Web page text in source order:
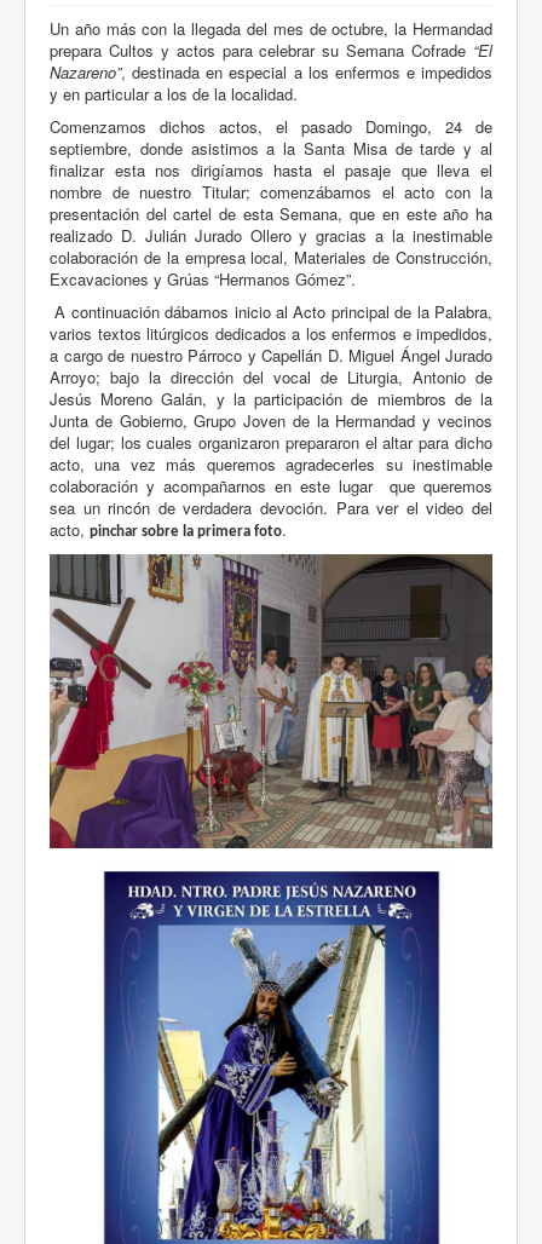
Un año más con la llegada del mes de octubre, la Hermandad
prepara Cultos y actos para celebrar su Semana Cofrade “El
Nazareno”, destinada en especial a los enfermos e impedidos
y en particular a los de la localidad.
Comenzamos dichos actos, el pasado Domingo, 24 de
septiembre, donde asistimos a la Santa Misa de tarde y al
finalizar esta nos dirigíamos hasta el pasaje que lleva el
nombre de nuestro Titular; comenzábamos el acto con la
presentación del cartel de esta Semana, que en este año ha
realizado D. Julián Jurado Ollero y gracias a la inestimable
colaboración de la empresa local, Materiales de Construcción,
Excavaciones y Grúas “Hermanos Gómez”.
A continuación dábamos inicio al Acto principal de la Palabra,
varios textos litúrgicos dedicados a los enfermos e impedidos,
a cargo de nuestro Párroco y Capellán D. Miguel Ángel Jurado
Arroyo; bajo la dirección del vocal de Liturgia, Antonio de
Jesús Moreno Galán, y la participación de miembros de la
Junta de Gobierno, Grupo Joven de la Hermandad y vecinos
del lugar; los cuales organizaron prepararon el altar para dicho
acto, una vez más queremos agradecerles su inestimable
colaboración y acompañarnos en este lugar que queremos
sea un rincón de verdadera devoción. Para ver el video del
acto, pinchar sobre la primera foto.